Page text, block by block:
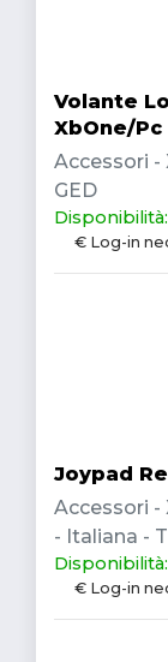
Volante
XbOne/Pc
Accessori -
GED
€ Log-in
Joypad
Accessori -
- Italiana -
€ Log-in